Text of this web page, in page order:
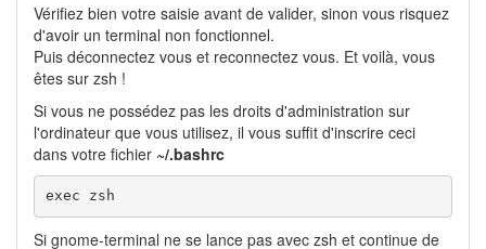
Vérifiez bien votre saisie avant de valider, sinon vous risquez
d'avoir un terminal non fonctionnel.
Puis déconnectez vous et reconnectez vous. Et voilà, vous
êtes sur zsh !
Si vous ne possédez pas les droits d'administration sur
l'ordinateur que vous utilisez, il vous suffit d'inscrire ceci
dans votre fichier ~/.bashrc
exec zsh
Si gnome-terminal ne se lance pas avec zsh et continue de